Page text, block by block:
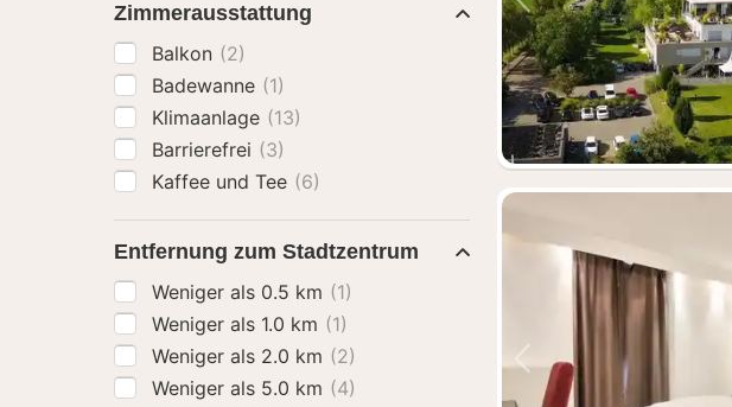
Vorheriges Bild
Vorheriges Bild
Zimmerausstattung
Balkon (2)
Badewanne (1)
Klimaanlage (13)
Barrierefrei (3)
Kaffee und Tee (6)
Entfernung zum Stadtzentrum
Weniger als 0.5 km (1)
Weniger als 1.0 km (1)
Weniger als 2.0 km (2)
Weniger als 5.0 km (4)